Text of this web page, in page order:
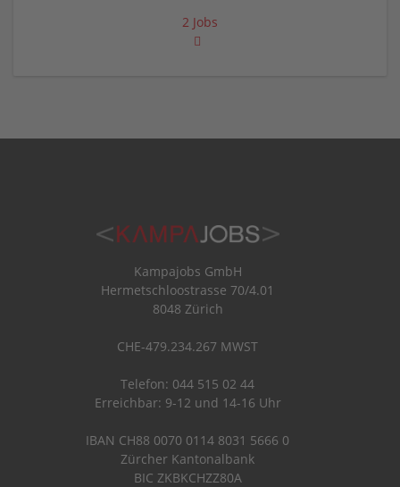
2 Jobs
Kampajobs GmbH
Hermetschloostrasse 70/4.01
8048 Zürich
CHE-479.234.267 MWST
Telefon: 044 515 02 44
Erreichbar: 9-12 und 14-16 Uhr
IBAN CH88 0070 0114 8031 5666 0
Zürcher Kantonalbank
BIC ZKBKCHZZ80A